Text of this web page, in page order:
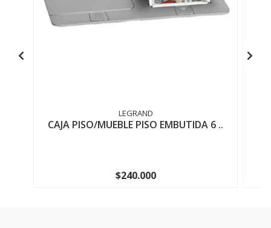
LEGRAND
CAJA PISO/MUEBLE PISO EMBUTIDA 6 ..
$240.000